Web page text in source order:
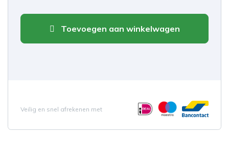
Toevoegen aan winkelwagen
Veilig en snel afrekenen met